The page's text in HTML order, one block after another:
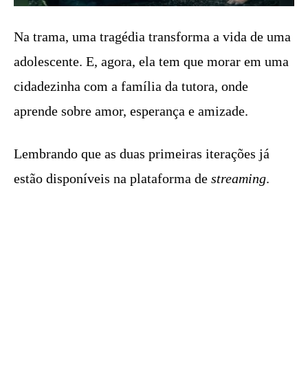
Na trama, uma tragédia transforma a vida de uma
adolescente. E, agora, ela tem que morar em uma
cidadezinha com a família da tutora, onde
aprende sobre amor, esperança e amizade.
Lembrando que as duas primeiras iterações já
estão disponíveis na plataforma de streaming.